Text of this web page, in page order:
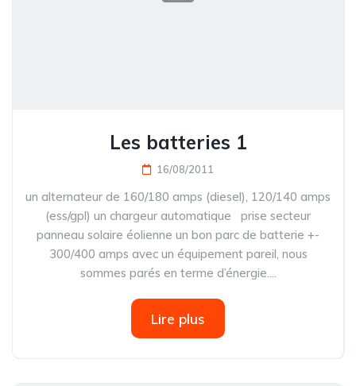
Les batteries 1
16/08/2011
un alternateur de 160/180 amps (diesel), 120/140 amps
(ess/gpl) un chargeur automatique prise secteur
panneau solaire éolienne un bon parc de batterie +-
300/400 amps avec un équipement pareil, nous
sommes parés en terme d’énergie....
Lire plus